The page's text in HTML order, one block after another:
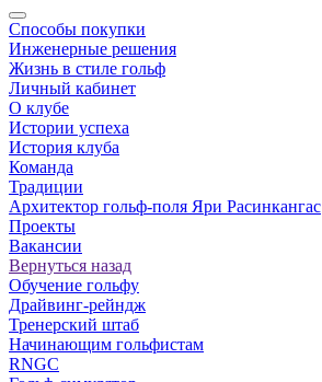
Способы покупки
Инженерные решения
Жизнь в стиле гольф
Личный кабинет
О клубе
Истории успеха
История клуба
Команда
Традиции
Архитектор гольф-поля Яри Расинкангас
Проекты
Вакансии
Вернуться назад
Обучение гольфу
Драйвинг-рейндж
Тренерский штаб
Начинающим гольфистам
RNGC